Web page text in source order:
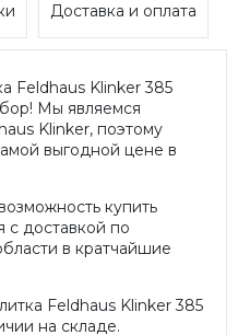
Доставка и оплата
Feldhaus Klinker 385
Мы являемся
Klinker, поэтому
выгодной цене в
купить
с доставкой по
в кратчайшие
Feldhaus Klinker 385
на складе.